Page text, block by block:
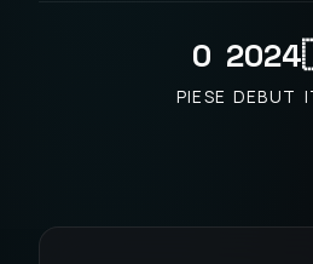
0
PIESE
2024
DEBUT